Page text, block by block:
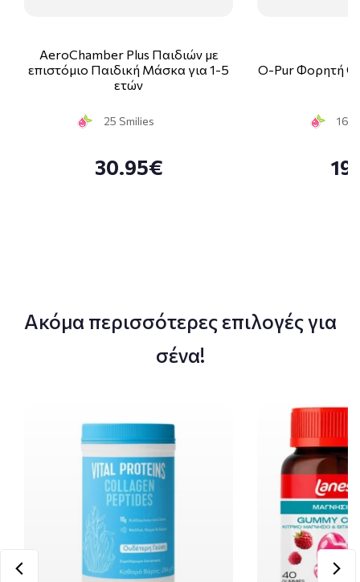
AeroChamber Plus Παιδιών με
επιστόμιο Παιδική Μάσκα για 1-5
ετών
25 Smilies
30.95€
O-Pur Φορητή
16
Ακόμα περισσότερες επιλογές για
σένα!